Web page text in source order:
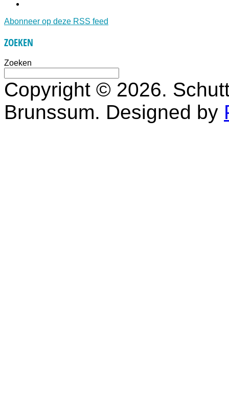
Abonneer op deze RSS feed
ZOEKEN
Zoeken
Copyright © 2026.
Brunssum. Designed by